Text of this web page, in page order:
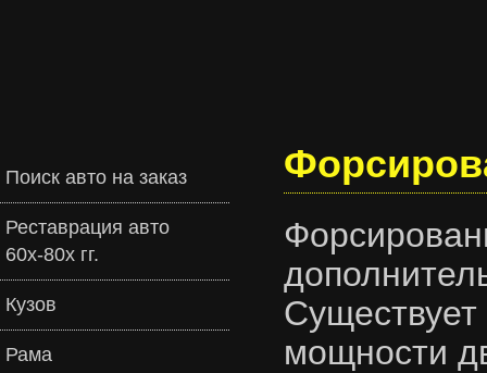
Поиск авто на заказ
Реставрация авто
60х-80х гг.
Кузов
Рама
мощности